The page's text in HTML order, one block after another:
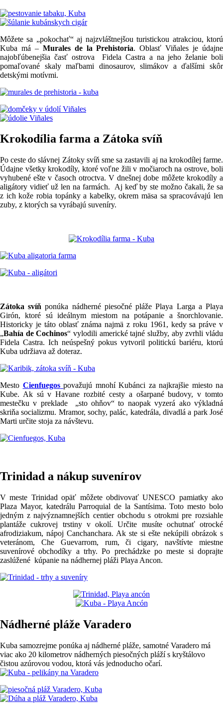
Môžete sa „pokochať“ aj najzvláštnejšou turistickou atrakciou, ktorú
Kuba má – Murales de la Prehistoria. Oblasť Viňales je údajne
najobľúbenejšia časť ostrova Fidela Castra a na jeho želanie boli
pomaľované skaly maľbami dinosaurov, slimákov a ďalšími skôr
detskými motívmi.
Krokodília farma a Zátoka svíň
Po ceste do slávnej Zátoky svíň sme sa zastavili aj na krokodílej farme.
Údajne všetky krokodíly, ktoré voľne žili v močiaroch na ostrove, boli
vyhubené ešte v časoch otroctva. V dnešnej dobe môžete krokodíly a
aligátory vidieť už len na farmách. Aj keď by ste možno čakali, že sa
z ich kože robia topánky a kabelky, okrem mäsa sa spracovávajú len
zuby, z ktorých sa vyrábajú suveníry.
Zátoka svíň ponúka nádherné piesočné pláže Playa Larga a Playa
Girón, ktoré sú ideálnym miestom na potápanie a šnorchlovanie.
Historicky je táto oblasť známa najmä z roku 1961, kedy sa práve v
„Bahía de Cochinos“ vylodili americké tajné služby, aby zvrhli vládu
Fidela Castra. Ich neúspešný pokus vytvoril politickú bariéru, ktorú
Kuba udržiava až doteraz.
Mesto Cienfuegos považujú mnohí Kubánci za najkrajšie miesto na
Kube. Ak sú v Havane rozbité cesty a ošarpané budovy, v tomto
mestečku v preklade „sto ohňov“ to naopak vyzerá ako výkladná
skriňa socializmu. Mramor, sochy, palác, katedrála, divadlá a park José
Marti určite stoja za návštevu.
Trinidad a nákup suvenírov
V meste Trinidad opäť môžete obdivovať UNESCO pamiatky ako
Plaza Mayor, katedrálu Parroquial de la Santísima. Toto mesto bolo
jedným z najvýznamnejších centier obchodu s otrokmi pre rozsiahle
plantáže cukrovej trstiny v okolí. Určite musíte ochutnať otrocké
afrodiziakum, nápoj Canchanchara. Ak ste si ešte nekúpili obrázok s
veteránom, Che Guevarrom, rum, či cigary, navštívte miestne
suvenírové obchodíky a trhy. Po prechádzke po meste si doprajte
zaslúžené kúpanie na nádhernej pláži Playa Ancon.
Nádherné pláže Varadero
Kuba samozrejme ponúka aj nádherné pláže, samotné Varadero má
viac ako 20 kilometrov nádherných piesočných pláží s kryštálovo
čistou azúrovou vodou, ktorá vás jednoducho očarí.